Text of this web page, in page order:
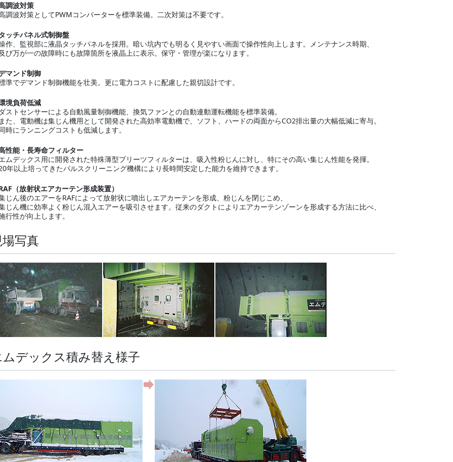
調波対策
調波対策としてPWMコンバーターを標準装備。二次対策は不要です。
ッチパネル式制御盤
作、監視部に液晶タッチパネルを採用。暗い坑内でも明るく見やすい画面で操作性向上します。メンテナンス時期、
び万が一の故障時にも故障箇所を液晶上に表示。保守・管理が楽になります。
マンド制御
準でデマンド制御機能を壮美。更に電力コストに配慮した親切設計です。
境負荷低減
ストセンサーによる自動風量制御機能、換気ファンとの自動連動運転機能を標準装備。
た、電動機は集じん機用として開発された高効率電動機で、ソフト、ハードの両面からCO2排出量の大幅低減に寄与。
時にランニングコストも低減します。
性能・長寿命フィルター
ムデックス用に開発された特殊薄型プリーツフィルターは、吸入性粉じんに対し、特にその高い集じん性能を発揮。
年以上培ってきたパルスクリーニング機構により長時間安定した能力を維持できます。
（放射状エアカーテン形成装置）
じん後のエアーをRAFによって放射状に噴出しエアカーテンを形成、粉じんを閉じこめ、
じん機に効率よく粉じん混入エアーを吸引させます。従来のダクトによりエアカーテンゾーンを形成する方法に比べ、
行性が向上します。
写真
デックス積み替え様子